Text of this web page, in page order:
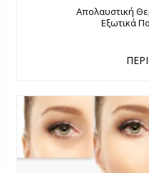
Απολαυστική
Εξωτικά